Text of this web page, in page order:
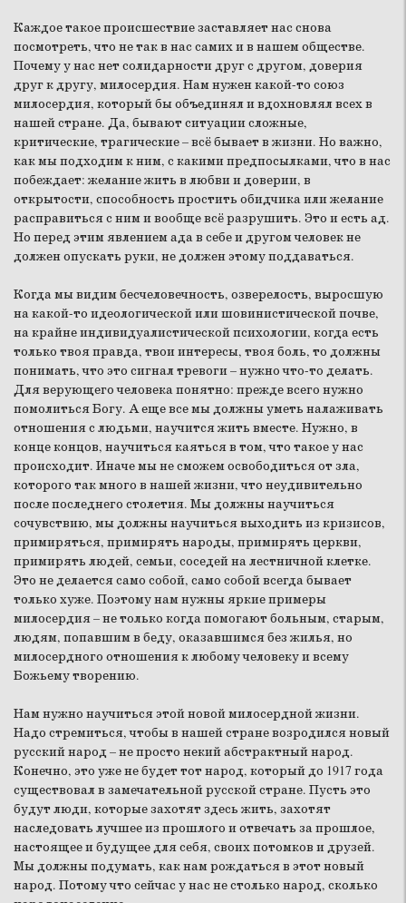
Каждое такое происшествие заставляет нас снова
посмотреть, что не так в нас самих и в нашем обществе.
Почему у нас нет солидарности друг с другом, доверия
друг к другу, милосердия. Нам нужен какой-то союз
милосердия, который бы объединял и вдохновлял всех в
нашей стране. Да, бывают ситуации сложные,
критические, трагические – всё бывает в жизни. Но важно,
как мы подходим к ним, с какими предпосылками, что в нас
побеждает: желание жить в любви и доверии, в
открытости, способность простить обидчика или желание
расправиться с ним и вообще всё разрушить. Это и есть ад.
Но перед этим явлением ада в себе и другом человек не
должен опускать руки, не должен этому поддаваться.
Когда мы видим бесчеловечность, озверелость, выросшую
на какой-то идеологической или шовинистической почве,
на крайне индивидуалистической психологии, когда есть
только твоя правда, твои интересы, твоя боль, то должны
понимать, что это сигнал тревоги – нужно что-то делать.
Для верующего человека понятно: прежде всего нужно
помолиться Богу. А еще все мы должны уметь налаживать
отношения с людьми, научится жить вместе. Нужно, в
конце концов, научиться каяться в том, что такое у нас
происходит. Иначе мы не сможем освободиться от зла,
которого так много в нашей жизни, что неудивительно
после последнего столетия. Мы должны научиться
сочувствию, мы должны научиться выходить из кризисов,
примиряться, примирять народы, примирять церкви,
примирять людей, семьи, соседей на лестничной клетке.
Это не делается само собой, само собой всегда бывает
только хуже. Поэтому нам нужны яркие примеры
милосердия – не только когда помогают больным, старым,
людям, попавшим в беду, оказавшимся без жилья, но
милосердного отношения к любому человеку и всему
Божьему творению.
Нам нужно научиться этой новой милосердной жизни.
Надо стремиться, чтобы в нашей стране возродился новый
русский народ – не просто некий абстрактный народ.
Конечно, это уже не будет тот народ, который до 1917 года
существовал в замечательной русской стране. Пусть это
будут люди, которые захотят здесь жить, захотят
наследовать лучшее из прошлого и отвечать за прошлое,
настоящее и будущее для себя, своих потомков и друзей.
Мы должны подумать, как нам рождаться в этот новый
народ. Потому что сейчас у нас не столько народ, сколько